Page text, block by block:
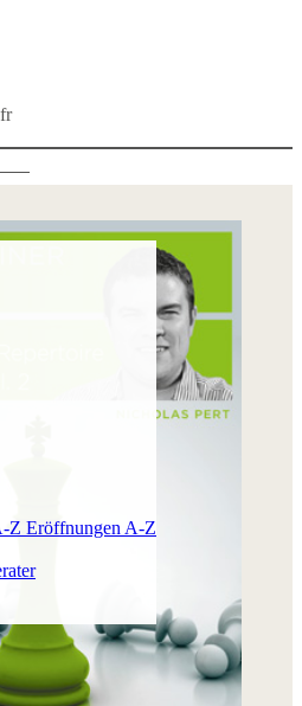
fr
Z Eröffnungen A-Z
Login
WARENKORB
0ARTIKEL
0,00 €